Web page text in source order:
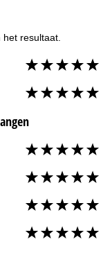
het resultaat.